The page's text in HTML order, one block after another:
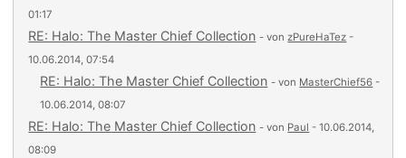
01:17
RE: Halo: The Master Chief Collection - vonzPureHaTez -
10.06.2014, 07:54
RE: Halo: The Master Chief Collection - von MasterChief56 -
10.06.2014, 08:07
RE: Halo: The Master Chief Collection - von Paul - 10.06.2014,
08:09